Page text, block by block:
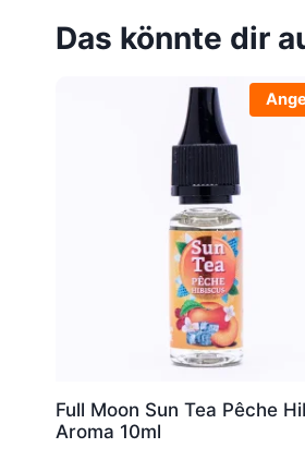
Das könnte dir
Full Moon Sun Tea Pêche
Aroma 10ml